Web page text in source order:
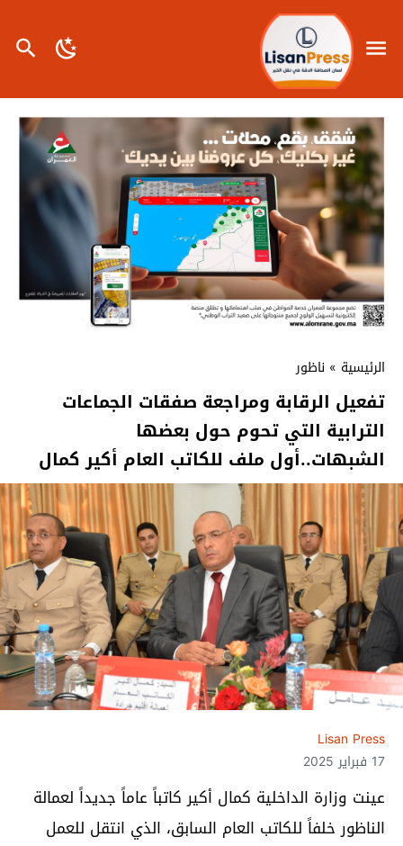
الرئيسية » ناظور
تفعيل الرقابة ومراجعة صفقات الجماعات
الترابية التي تحوم حول بعضها
الشبهات..أول ملف للكاتب العام أكير كمال
Lisan Press
17 فبراير 2025
عينت وزارة الداخلية كمال أكير كاتباً عاماً جديداً لعمالة
الناظور خلفاً للكاتب العام السابق، الذي انتقل للعمل